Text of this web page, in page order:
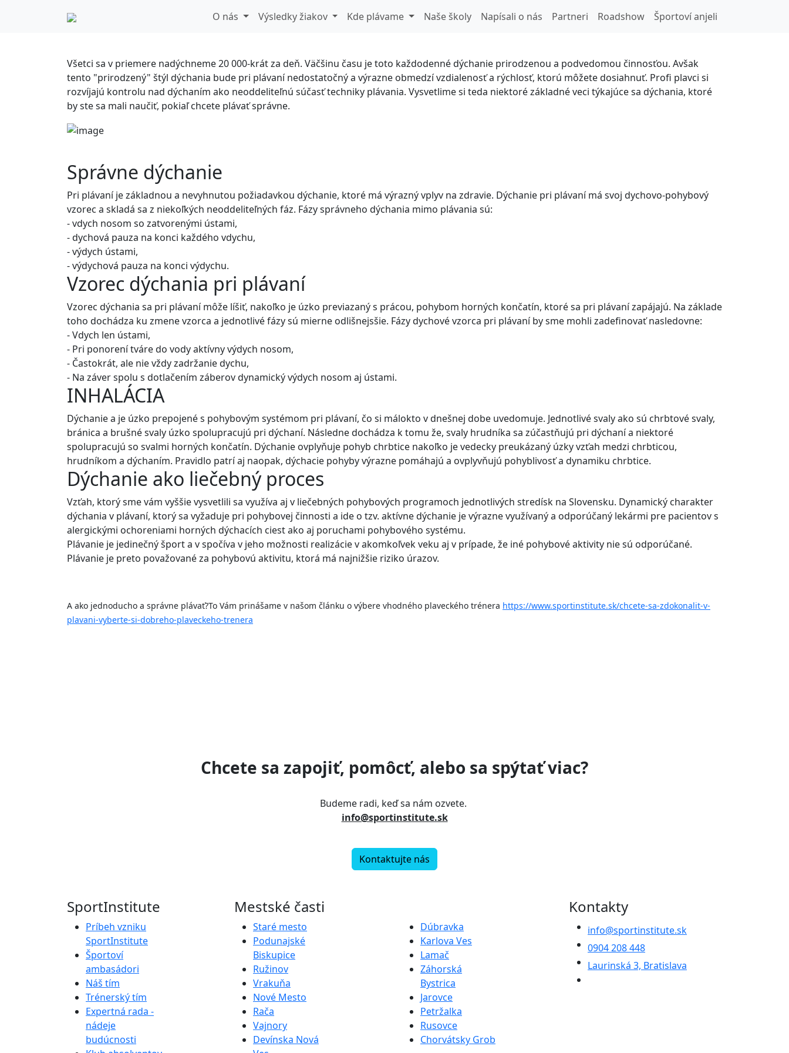
O nás Výsledky žiakov Kde plávame Naše školy Napísali o nás Partneri Roadshow Športoví anjeli
Aká je správna technika dýchania?
Všetci sa v priemere nadýchneme 20 000-krát za deň. Väčšinu času je toto každodenné dýchanie prirodzenou a podvedomou činnosťou. Avšak
tento "prirodzený" štýl dýchania bude pri plávaní nedostatočný a výrazne obmedzí vzdialenosť a rýchlosť, ktorú môžete dosiahnuť. Profi plavci si
rozvíjajú kontrolu nad dýchaním ako neoddeliteľnú súčasť techniky plávania. Vysvetlime si teda niektoré základné veci týkajúce sa dýchania, ktoré
by ste sa mali naučiť, pokiaľ chcete plávať správne.
Správne dýchanie
Pri plávaní je základnou a nevyhnutou požiadavkou dýchanie, ktoré má výrazný vplyv na zdravie. Dýchanie pri plávaní má svoj dychovo-pohybový
vzorec a skladá sa z niekoľkých neoddeliteľných fáz. Fázy správneho dýchania mimo plávania sú:
- vdych nosom so zatvorenými ústami,
- dychová pauza na konci každého vdychu,
- výdych ústami,
- výdychová pauza na konci výdychu.
Vzorec dýchania pri plávaní
Vzorec dýchania sa pri plávaní môže líšiť, nakoľko je úzko previazaný s prácou, pohybom horných končatín, ktoré sa pri plávaní zapájajú. Na základe
toho dochádza ku zmene vzorca a jednotlivé fázy sú mierne odlišnejsšie. Fázy dychové vzorca pri plávaní by sme mohli zadefinovať nasledovne:
- Vdych len ústami,
- Pri ponorení tváre do vody aktívny výdych nosom,
- Častokrát, ale nie vždy zadržanie dychu,
- Na záver spolu s dotlačením záberov dynamický výdych nosom aj ústami.
INHALÁCIA
Dýchanie a je úzko prepojené s pohybovým systémom pri plávaní, čo si málokto v dnešnej dobe uvedomuje. Jednotlivé svaly ako sú chrbtové svaly,
bránica a brušné svaly úzko spolupracujú pri dýchaní. Následne dochádza k tomu že, svaly hrudníka sa zúčastňujú pri dýchaní a niektoré
spolupracujú so svalmi horných končatín. Dýchanie ovplyňuje pohyb chrbtice nakoľko je vedecky preukázaný úzky vzťah medzi chrbticou,
hrudníkom a dýchaním. Pravidlo patrí aj naopak, dýchacie pohyby výrazne pomáhajú a ovplyvňujú pohyblivosť a dynamiku chrbtice.
Dýchanie ako liečebný proces
Vzťah, ktorý sme vám vyššie vysvetlili sa využíva aj v liečebných pohybových programoch jednotlivých stredísk na Slovensku. Dynamický charakter
dýchania v plávaní, ktorý sa vyžaduje pri pohybovej činnosti a ide o tzv. aktívne dýchanie je výrazne využívaný a odporúčaný lekármi pre pacientov s
alergickými ochoreniami horných dýchacích ciest ako aj poruchami pohybového systému.
Plávanie je jedinečný šport a v spočíva v jeho možnosti realizácie v akomkoľvek veku aj v prípade, že iné pohybové aktivity nie sú odporúčané.
Plávanie je preto považované za pohybovú aktivitu, ktorá má najnižšie riziko úrazov.
A ako jednoducho a správne plávať?To Vám prinášame v našom článku o výbere vhodného plaveckého trénera https://www.sportinstitute.sk/chcete-sa-zdokonalit-v-
plavani-vyberte-si-dobreho-plaveckeho-trenera
Chcete sa zapojiť, pomôcť, alebo sa spýtať viac?
Budeme radi, keď sa nám ozvete.
info@sportinstitute.sk
Kontaktujte nás
SportInstitute
Príbeh vzniku
SportInstitute
Športoví
ambasádori
Náš tím
Trénerský tím
Expertná rada -
nádeje
budúcnosti
Mestské časti
Staré mesto
Podunajské
Biskupice
Ružinov
Vrakuňa
Nové Mesto
Rača
Vajnory
Devínska Nová
Dúbravka
Karlova Ves
Lamač
Záhorská
Bystrica
Jarovce
Petržalka
Rusovce
Chorvátsky Grob
Kontakty
info@sportinstitute.sk
0904 208 448
Laurinská 3, Bratislava